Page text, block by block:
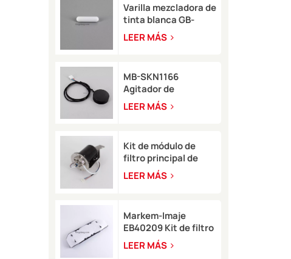
Varilla mezcladora de
tinta blanca GB-
SKN0946 8*35 para
impresora de
LEER MÁS
MB-SKN1166
Agitador de
pigmento Rottweil
para tipo M/R
LEER MÁS
Kit de módulo de
filtro principal de
tinta blanca
EB49406 con sensor
LEER MÁS
Markem-Imaje
EB40209 Kit de filtro
de aire de circuito
para impresora de
LEER MÁS